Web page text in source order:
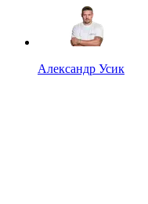
Александр Усик